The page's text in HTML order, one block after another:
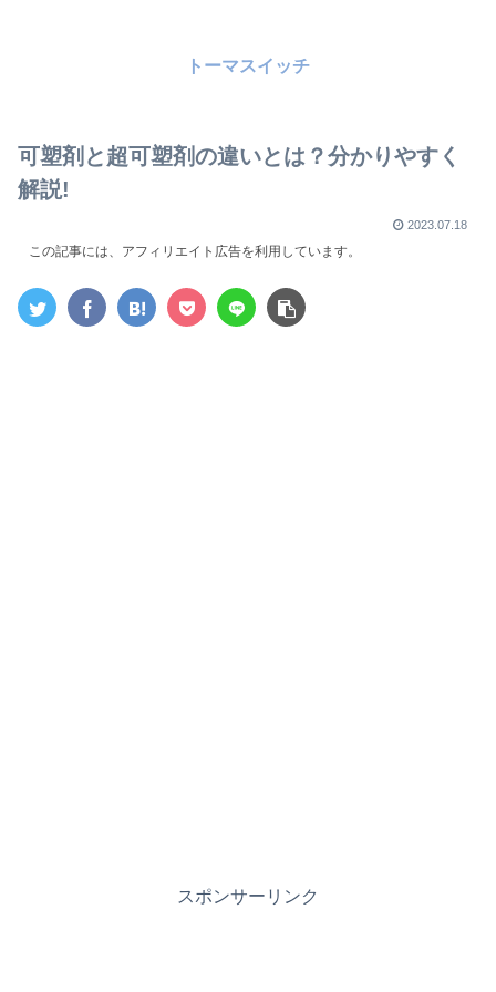
トーマスイッチ
可塑剤と超可塑剤の違いとは？分かりやすく
解説!
2023.07.18
この記事には、アフィリエイト広告を利用しています。
スポンサーリンク